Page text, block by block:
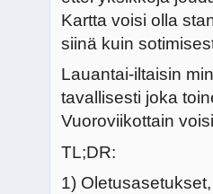
Kartta voisi olla
siinä kuin
Lauantai-iltaisin
tavallisesti joka
Vuoroviikottain
TL;DR:
1)